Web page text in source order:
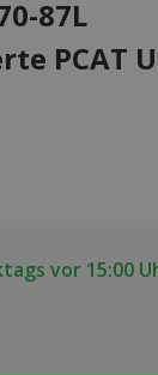
87L
PCAT
vor 15:00